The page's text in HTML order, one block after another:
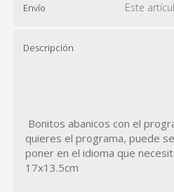
Envío Este
Descripción
Bonitos abanicos con el
quieres el programa, puede
poner en el idioma que
17x13.5cm